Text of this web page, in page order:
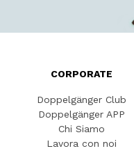
CORPORATE
Doppelgänger Club
Doppelgänger APP
Chi Siamo
Lavora con noi